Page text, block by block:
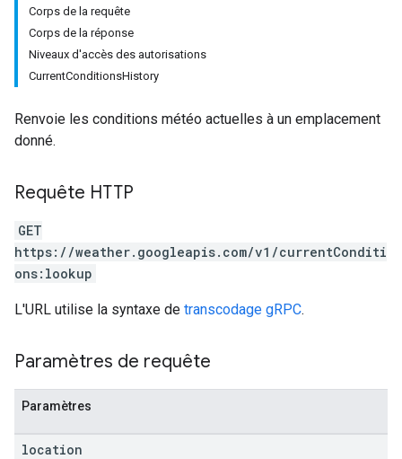
Corps de la requête
Corps de la réponse
Niveaux d'accès des autorisations
CurrentConditionsHistory
Renvoie les conditions météo actuelles à un emplacement
donné.
Requête HTTP
GET
https://weather.googleapis.com/v1/currentConditi
ons:lookup
L'URL utilise la syntaxe de transcodage gRPC.
Paramètres de requête
Paramètres
location